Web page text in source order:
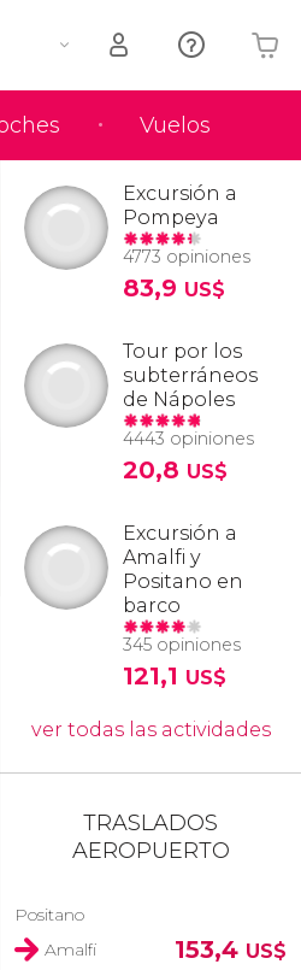
Vuelos
Tu carrito está vacío
Excursión a
Pompeya
4773 opiniones
83,9 US$
Tour por los
subterráneos
de Nápoles
4443 opiniones
20,8 US$
Excursión a
Amalfi y
Positano en
barco
345 opiniones
121,1 US$
ver todas las actividades
TRASLADOS
AEROPUERTO
Positano
Amalfi
153,4 US$